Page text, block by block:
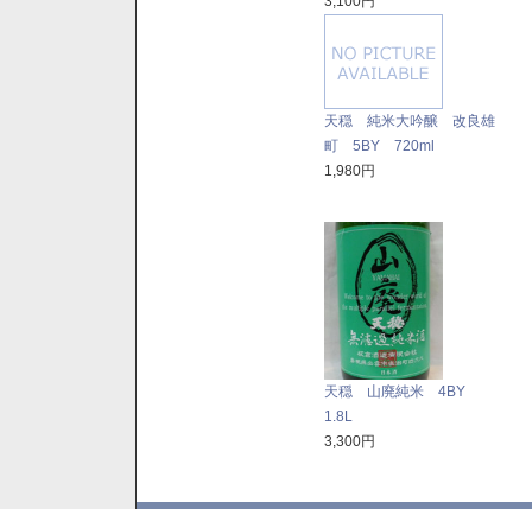
天穏 純米大吟醸 改良雄
町 5BY 720ml
1,980円
天穏 山廃純米 4BY
1.8L
3,300円